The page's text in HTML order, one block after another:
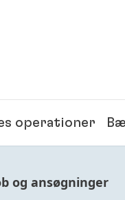
operationer
og ansøgninger